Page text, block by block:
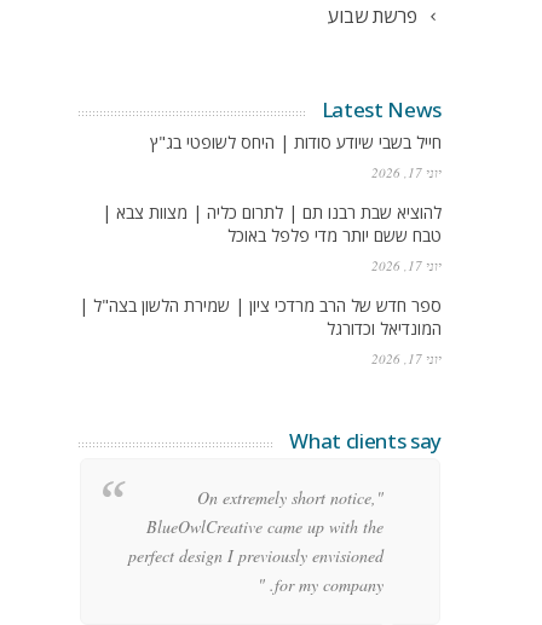
פרשת שבוע
Latest News
חייל בשבי שיודע סודות | היחס לשופטי בג"ץ
יוני 17, 2026
להוציא שבת רבנו תם | לתרום כליה | מצוות צבא |
טבח ששם יותר מדי פלפל באוכל
יוני 17, 2026
ספר חדש של הרב מרדכי ציון | שמירת הלשון בצה"ל |
המונדיאל וכדורגל
יוני 17, 2026
What clients say
"On extremely short notice,
BlueOwlCreative came up with the
perfect design I previously envisioned
for my company. "